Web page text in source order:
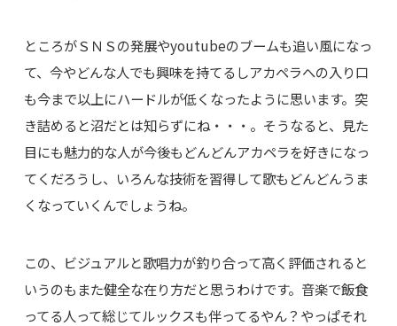
ところがＳＮＳの発展やyoutubeのブームも追い風になっ
て、今やどんな人でも興味を持てるしアカペラへの入り口
も今まで以上にハードルが低くなったように思います。突
き詰めると沼だとは知らずにね・・・。そうなると、見た
目にも魅力的な人が今後もどんどんアカペラを好きになっ
てくだろうし、いろんな技術を習得して歌もどんどんうま
くなっていくんでしょうね。
この、ビジュアルと歌唱力が釣り合って高く評価されると
いうのもまた健全な在り方だと思うわけです。音楽で飯食
ってる人って総じてルックスも伴ってるやん？やっぱそれ